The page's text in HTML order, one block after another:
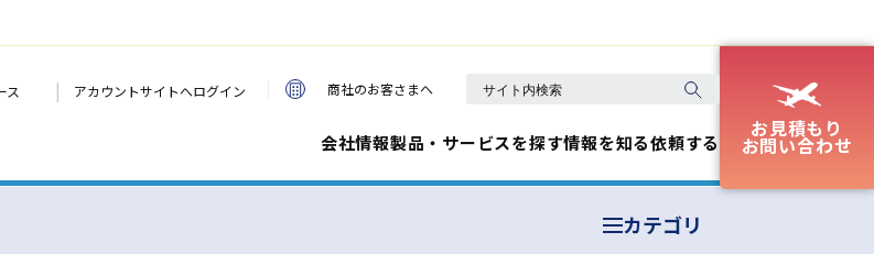
ス | アカウントサイトへログイン 商社のお客さまへ
会社情報製品・サービスを探す情報を知る依頼する
お見積もり
お問い合わせ
カテゴリ